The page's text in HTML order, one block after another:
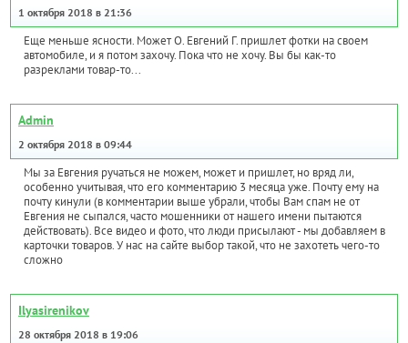
1 октября 2018 в 21:36
Еще меньше ясности. Может О. Евгений Г. пришлет фотки на своем
автомобиле, и я потом захочу. Пока что не хочу. Вы бы как-то
разреклами товар-то...
Admin
2 октября 2018 в 09:44
Мы за Евгения ручаться не можем, может и пришлет, но вряд ли,
особенно учитывая, что его комментарию 3 месяца уже. Почту ему на
почту кинули (в комментарии выше убрали, чтобы Вам спам не от
Евгения не сыпался, часто мошенники от нашего имени пытаются
действовать). Все видео и фото, что люди присылают - мы добавляем в
карточки товаров. У нас на сайте выбор такой, что не захотеть чего-то
сложно
Ilyasirenikov
28 октября 2018 в 19:06